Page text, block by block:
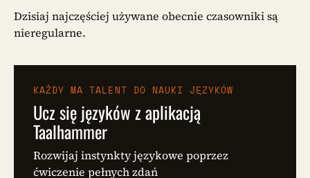
Dzisiaj najczęściej używane obecnie czasowniki są
nieregularne.
KAŻDY MA TALENT DO NAUKI JĘZYKÓW
Ucz się języków z aplikacją
Taalhammer
Rozwijaj instynkty językowe poprzez
ćwiczenie pełnych zdań